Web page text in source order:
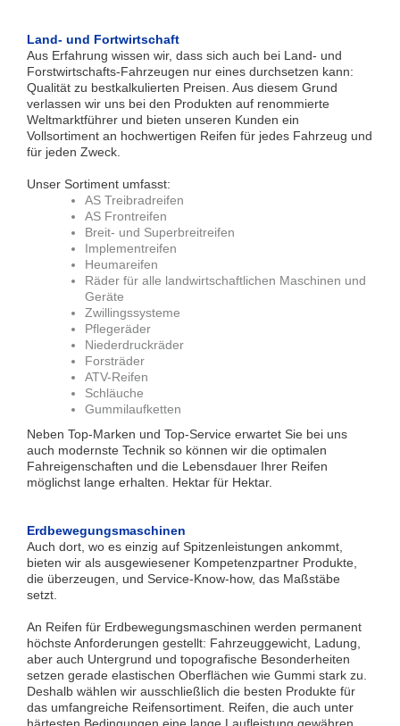
Land- und Fortwirtschaft
Aus Erfahrung wissen wir, dass sich auch bei Land- und
Forstwirtschafts-Fahrzeugen nur eines durchsetzen kann:
Qualität zu bestkalkulierten Preisen. Aus diesem Grund
verlassen wir uns bei den Produkten auf renommierte
Weltmarktführer und bieten unseren Kunden ein
Vollsortiment an hochwertigen Reifen für jedes Fahrzeug und
für jeden Zweck.
Unser Sortiment umfasst:
AS Treibradreifen
AS Frontreifen
Breit- und Superbreitreifen
Implementreifen
Heumareifen
Räder für alle landwirtschaftlichen Maschinen und
Geräte
Zwillingssysteme
Pflegeräder
Niederdruckräder
Forsträder
ATV-Reifen
Schläuche
Gummilaufketten
Neben Top-Marken und Top-Service erwartet Sie bei uns
auch modernste Technik so können wir die optimalen
Fahreigenschaften und die Lebensdauer Ihrer Reifen
möglichst lange erhalten. Hektar für Hektar.
Erdbewegungsmaschinen
Auch dort, wo es einzig auf Spitzenleistungen ankommt,
bieten wir als ausgewiesener Kompetenzpartner Produkte,
die überzeugen, und Service-Know-how, das Maßstäbe
setzt.
An Reifen für Erdbewegungsmaschinen werden permanent
höchste Anforderungen gestellt: Fahrzeuggewicht, Ladung,
aber auch Untergrund und topografische Besonderheiten
setzen gerade elastischen Oberflächen wie Gummi stark zu.
Deshalb wählen wir ausschließlich die besten Produkte für
das umfangreiche Reifensortiment. Reifen, die auch unter